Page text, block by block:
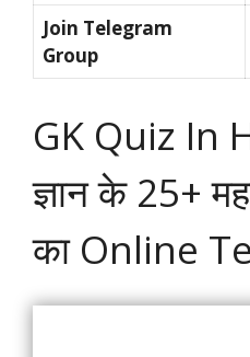
Join Telegram
Group
GK Quiz In
ज्ञान के 25+
का Online